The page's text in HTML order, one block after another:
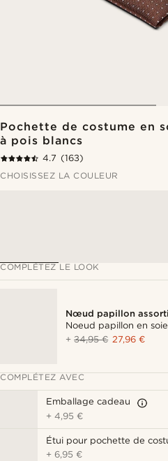
Pochette de costume en
à pois blancs
4.7 (163)
CHOISISSEZ LA COULEUR
COMPLÉTEZ LE LOOK
Nœud papillon assorti
Noeud papillon en
+34,95 € 27,96 €
COMPLÉTEZ AVEC
Emballage cadeau
+4,95 €
Étui pour pochette de
+6,95 €